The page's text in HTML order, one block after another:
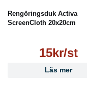
Rengöringsduk Activa
ScreenCloth 20x20cm
15kr/st
Läs mer